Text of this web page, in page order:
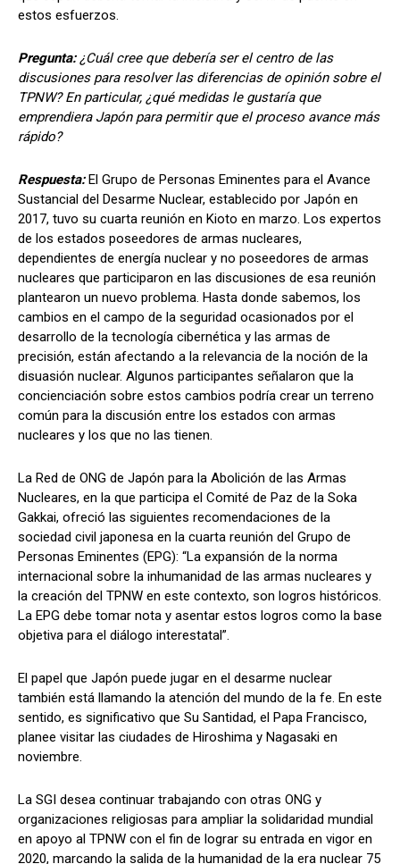
estos esfuerzos.
Pregunta: ¿Cuál cree que debería ser el centro de las
discusiones para resolver las diferencias de opinión sobre el
TPNW? En particular, ¿qué medidas le gustaría que
emprendiera Japón para permitir que el proceso avance más
rápido?
Respuesta:El Grupo de Personas Eminentes para el Avance
Sustancial del Desarme Nuclear, establecido por Japón en
2017, tuvo su cuarta reunión en Kioto en marzo. Los expertos
de los estados poseedores de armas nucleares,
dependientes de energía nuclear y no poseedores de armas
nucleares que participaron en las discusiones de esa reunión
plantearon un nuevo problema. Hasta donde sabemos, los
cambios en el campo de la seguridad ocasionados por el
desarrollo de la tecnología cibernética y las armas de
precisión, están afectando a la relevancia de la noción de la
disuasión nuclear. Algunos participantes señalaron que la
concienciación sobre estos cambios podría crear un terreno
común para la discusión entre los estados con armas
nucleares y los que no las tienen.
La Red de ONG de Japón para la Abolición de las Armas
Nucleares, en la que participa el Comité de Paz de la Soka
Gakkai, ofreció las siguientes recomendaciones de la
sociedad civil japonesa en la cuarta reunión del Grupo de
Personas Eminentes (EPG): “La expansión de la norma
internacional sobre la inhumanidad de las armas nucleares y
la creación del TPNW en este contexto, son logros históricos.
La EPG debe tomar nota y asentar estos logros como la base
objetiva para el diálogo interestatal”.
El papel que Japón puede jugar en el desarme nuclear
también está llamando la atención del mundo de la fe. En este
sentido, es significativo que Su Santidad, el Papa Francisco,
planee visitar las ciudades de Hiroshima y Nagasaki en
noviembre.
La SGI desea continuar trabajando con otras ONG y
organizaciones religiosas para ampliar la solidaridad mundial
en apoyo al TPNW con el fin de lograr su entrada en vigor en
2020, marcando la salida de la humanidad de la era nuclear 75